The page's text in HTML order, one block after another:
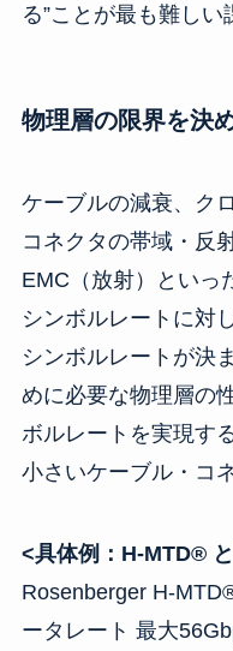
る”ことが最も難しい
物理層の限界を決
ケーブルの減衰、ク
コネクタの帯域・反
EMC（放射）といっ
シンボルレートに対
シンボルレートが決
めに必要な物理層の
ボルレートを実現す
小さいケーブル・コ
<具体例：H-MTD®
Rosenberger H-
ータレート 最大